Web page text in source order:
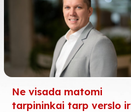
Ne visada matomi
tarpininkai tarp verslo ir